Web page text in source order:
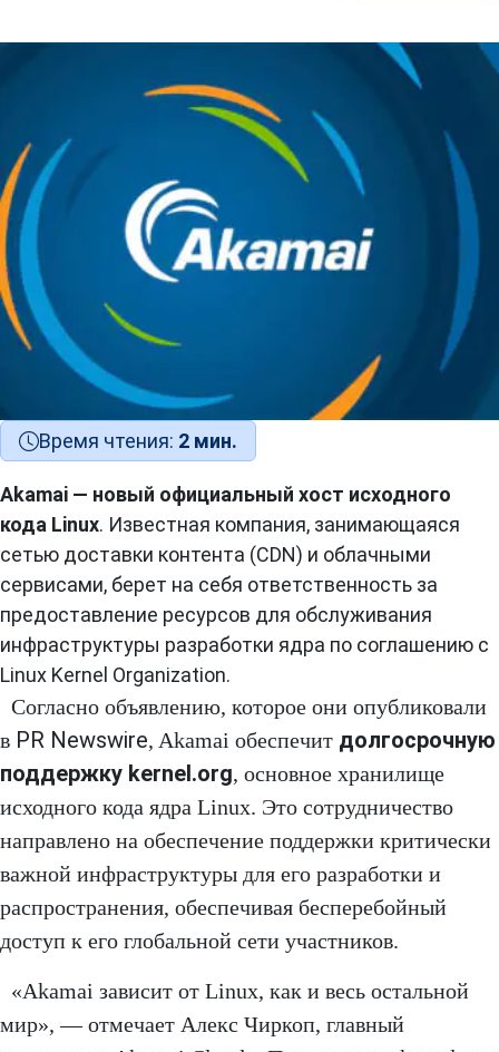
Время чтения: 2 мин.
Akamai — новый официальный хост исходного
кода Linux. Известная компания, занимающаяся
сетью доставки контента (CDN) и облачными
сервисами, берет на себя ответственность за
предоставление ресурсов для обслуживания
инфраструктуры разработки ядра по соглашению с
Linux Kernel Organization.
Согласно объявлению, которое они опубликовали
в PR Newswire, Akamai обеспечит долгосрочную
поддержку kernel.org, основное хранилище
исходного кода ядра Linux. Это сотрудничество
направлено на обеспечение поддержки критически
важной инфраструктуры для его разработки и
распространения, обеспечивая бесперебойный
доступ к его глобальной сети участников.
«Akamai зависит от Linux, как и весь остальной
мир», — отмечает Алекс Чиркоп, главный